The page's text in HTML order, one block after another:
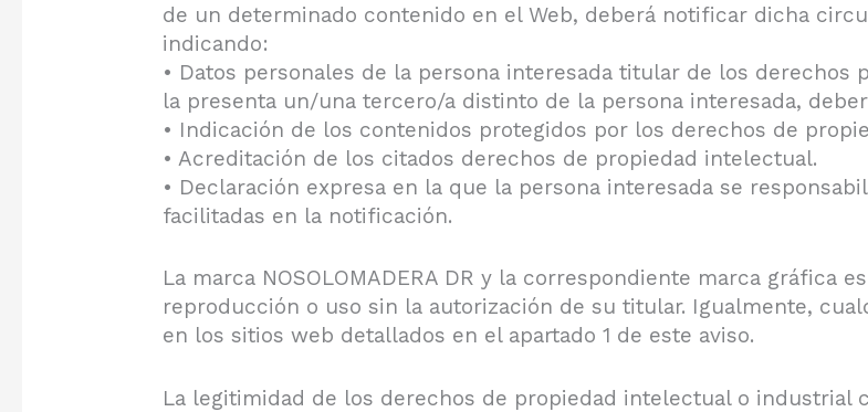
de un determinado contenido en el Web, deberá notificar dicha
indicando:
• Datos personales de la persona interesada titular de los
la presenta un/una tercero/a distinto de la persona interesada,
• Indicación de los contenidos protegidos por los derechos de
• Acreditación de los citados derechos de propiedad intelectual.
• Declaración expresa en la que la persona interesada se
facilitadas en la notificación.
La marca NOSOLOMADERA DR y la correspondiente marca gráfica
reproducción o uso sin la autorización de su titular. Igualmente,
en los sitios web detallados en el apartado 1 de este aviso.
La legitimidad de los derechos de propiedad intelectual o industrial